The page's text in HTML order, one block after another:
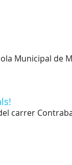
Municipal de
carrer